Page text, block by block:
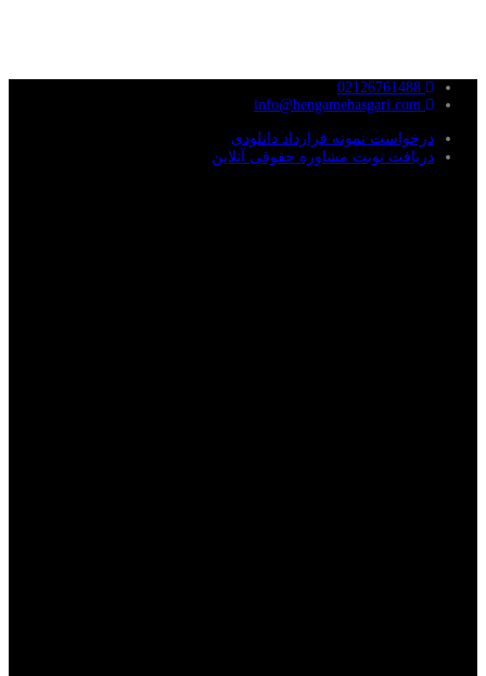
درخواست نمونه قرارداد دانلودی
دریافت نوبت مشاوره حقوقی آنلاین